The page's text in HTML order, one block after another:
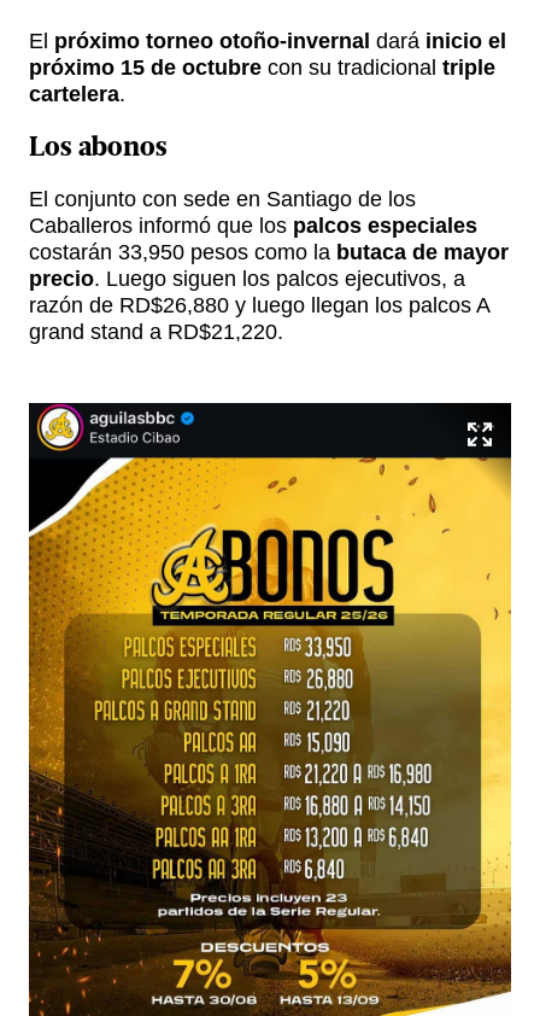
El próximo torneo otoño-invernal dará inicio el
próximo 15 de octubre con su tradicional triple
cartelera.
Los abonos
El conjunto con sede en Santiago de los
Caballeros informó que los palcos especiales
costarán 33,950 pesos como la butaca de mayor
precio. Luego siguen los palcos ejecutivos, a
razón de RD$26,880 y luego llegan los palcos A
grand stand a RD$21,220.